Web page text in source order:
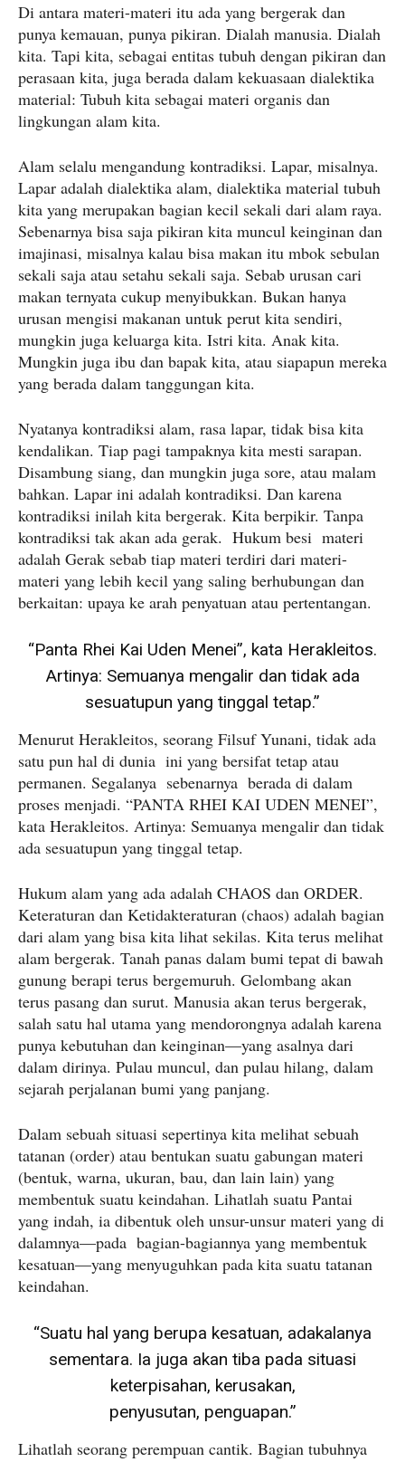
Di antara materi-materi itu ada yang bergerak dan
punya kemauan, punya pikiran. Dialah manusia. Dialah
kita. Tapi kita, sebagai entitas tubuh dengan pikiran dan
perasaan kita, juga berada dalam kekuasaan dialektika
material: Tubuh kita sebagai materi organis dan
lingkungan alam kita.
Alam selalu mengandung kontradiksi. Lapar, misalnya.
Lapar adalah dialektika alam, dialektika material tubuh
kita yang merupakan bagian kecil sekali dari alam raya.
Sebenarnya bisa saja pikiran kita muncul keinginan dan
imajinasi, misalnya kalau bisa makan itu mbok sebulan
sekali saja atau setahu sekali saja. Sebab urusan cari
makan ternyata cukup menyibukkan. Bukan hanya
urusan mengisi makanan untuk perut kita sendiri,
mungkin juga keluarga kita. Istri kita. Anak kita.
Mungkin juga ibu dan bapak kita, atau siapapun mereka
yang berada dalam tanggungan kita.
Nyatanya kontradiksi alam, rasa lapar, tidak bisa kita
kendalikan. Tiap pagi tampaknya kita mesti sarapan.
Disambung siang, dan mungkin juga sore, atau malam
bahkan. Lapar ini adalah kontradiksi. Dan karena
kontradiksi inilah kita bergerak. Kita berpikir. Tanpa
kontradiksi tak akan ada gerak. Hukum besi materi
adalah Gerak sebab tiap materi terdiri dari materi-
materi yang lebih kecil yang saling berhubungan dan
berkaitan: upaya ke arah penyatuan atau pertentangan.
“Panta Rhei Kai Uden Menei”, kata Herakleitos.
Artinya: Semuanya mengalir dan tidak ada
sesuatupun yang tinggal tetap.”
Menurut Herakleitos, seorang Filsuf Yunani, tidak ada
satu pun hal di dunia ini yang bersifat tetap atau
permanen. Segalanya sebenarnya berada di dalam
proses menjadi. “PANTA RHEI KAI UDEN MENEI”,
kata Herakleitos. Artinya: Semuanya mengalir dan tidak
ada sesuatupun yang tinggal tetap.
Hukum alam yang ada adalah CHAOS dan ORDER.
Keteraturan dan Ketidakteraturan (chaos) adalah bagian
dari alam yang bisa kita lihat sekilas. Kita terus melihat
alam bergerak. Tanah panas dalam bumi tepat di bawah
gunung berapi terus bergemuruh. Gelombang akan
terus pasang dan surut. Manusia akan terus bergerak,
salah satu hal utama yang mendorongnya adalah karena
punya kebutuhan dan keinginan—yang asalnya dari
dalam dirinya. Pulau muncul, dan pulau hilang, dalam
sejarah perjalanan bumi yang panjang.
Dalam sebuah situasi sepertinya kita melihat sebuah
tatanan (order) atau bentukan suatu gabungan materi
(bentuk, warna, ukuran, bau, dan lain lain) yang
membentuk suatu keindahan. Lihatlah suatu Pantai
yang indah, ia dibentuk oleh unsur-unsur materi yang di
dalamnya—pada bagian-bagiannya yang membentuk
kesatuan—yang menyuguhkan pada kita suatu tatanan
keindahan.
“Suatu hal yang berupa kesatuan, adakalanya
sementara. Ia juga akan tiba pada situasi
keterpisahan, kerusakan,
penyusutan, penguapan.”
Lihatlah seorang perempuan cantik. Bagian tubuhnya